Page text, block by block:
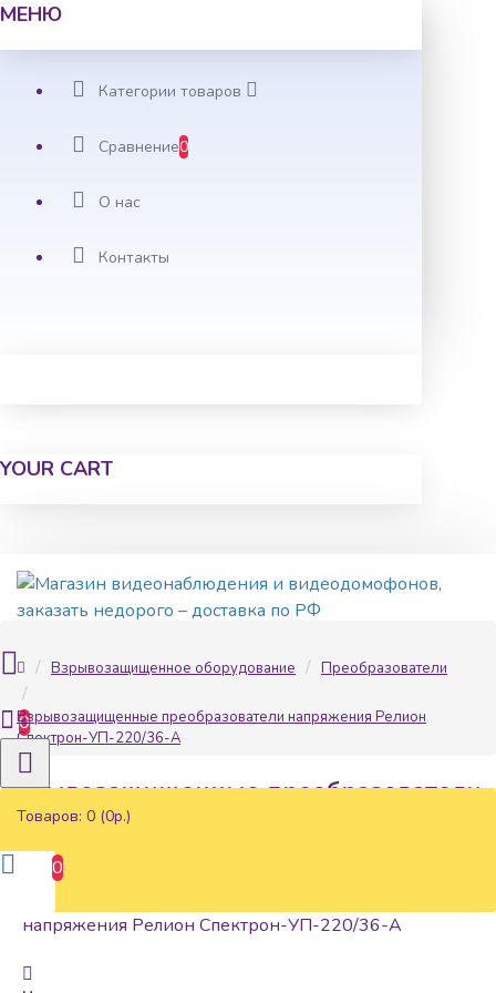
МЕНЮ
Категории товаров
Сравнение0
О нас
Контакты
YOUR CART
0
Товаров: 0 (0р.)
0
Взрывозащищенное оборудование Преобразователи
Взрывозащищенные преобразователи напряжения Релион
Спектрон-УП-220/36-А
Взрывозащищенные преобразователи
напряжения Релион Спектрон-
УП-220/36-А